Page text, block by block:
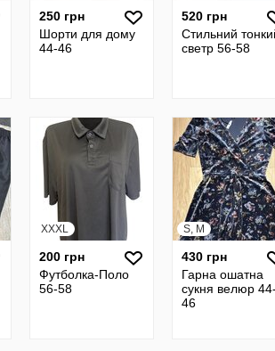
250 грн
Шорти для дому
44-46
520 грн
Стильний
светр 56-58
XXXL
200 грн
Футболка-Поло
56-58
S, M
430 грн
Гарна ошатна
сукня велюр 44-
46